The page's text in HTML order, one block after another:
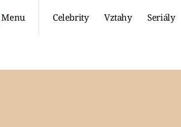
Menu Celebrity Vztahy Seriály